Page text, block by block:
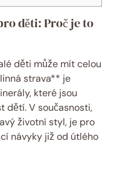
děti: Proč je to
děti může mít celou
strava** je
které jsou
dětí. V současnosti,
životní styl, je pro
návyky již od útlého